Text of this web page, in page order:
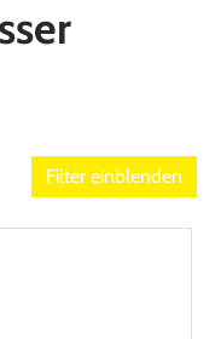
Filter einblenden